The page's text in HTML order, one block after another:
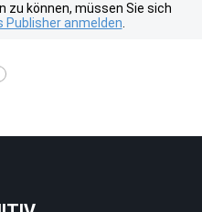
zu können, müssen Sie sich
Publisher anmelden